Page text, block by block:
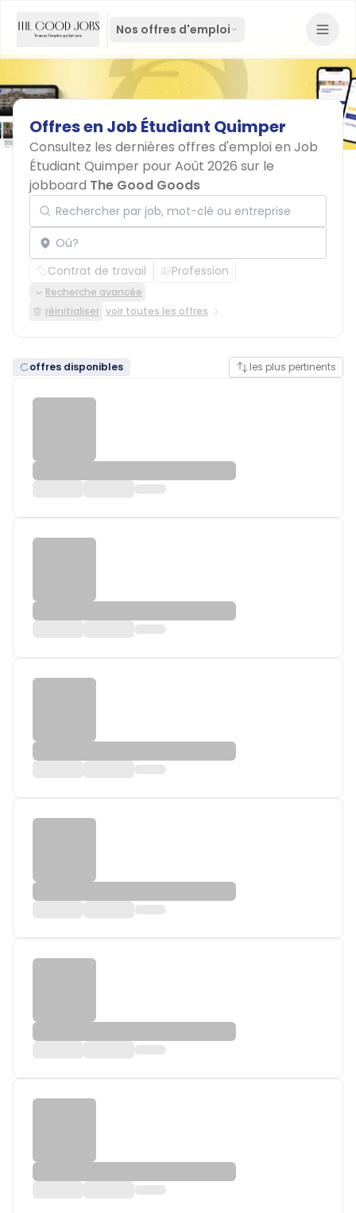
Nos offres d'emploi
Offresen Job Étudiant Quimper
Consultez les dernières offres d'emploi en Job
Étudiant Quimper pour Août 2026 sur le
jobboard The Good Goods
Rechercher par job, mot-clé ou entreprise
Localisation
Contrat de travail Profession
Recherche avancée
réinitialiser voir toutes les offres
offres disponibles les plus pertinents